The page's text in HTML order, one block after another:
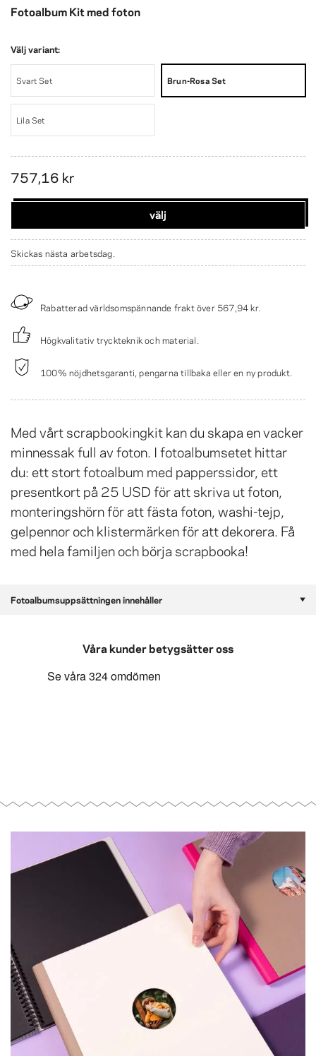
Fotoalbum Kit med foton
Med vårt scrapbookingkit kan du skapa en vacker
minnessak full av foton. I fotoalbumsetet hittar
du: ett stort fotoalbum med papperssidor, ett
presentkort på 25 USD för att skriva ut foton,
monteringshörn för att fästa foton, washi-tejp,
gelpennor och klistermärken för att dekorera. Få
med hela familjen och börja scrapbooka!
Välj variant:
Svart Set Brun-Rosa Set
Lila Set
757,16 kr
välj
Skickas nästa arbetsdag.
Rabatterad världsomspännande frakt över 567,94 kr.
Högkvalitativ tryckteknik och material.
100% nöjdhetsgaranti, pengarna tillbaka eller en ny produkt.
Fotoalbumsuppsättningen innehåller
Våra kunder betygsätter oss